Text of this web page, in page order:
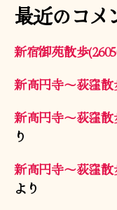
最近のコメ
新宿御苑散歩
新高円寺〜荻窪散
新高円寺〜荻窪散
り
新高円寺〜荻窪散
より